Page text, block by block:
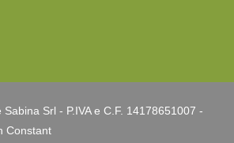
Srl - P.IVA e C.F. 14178651007 -
Constant